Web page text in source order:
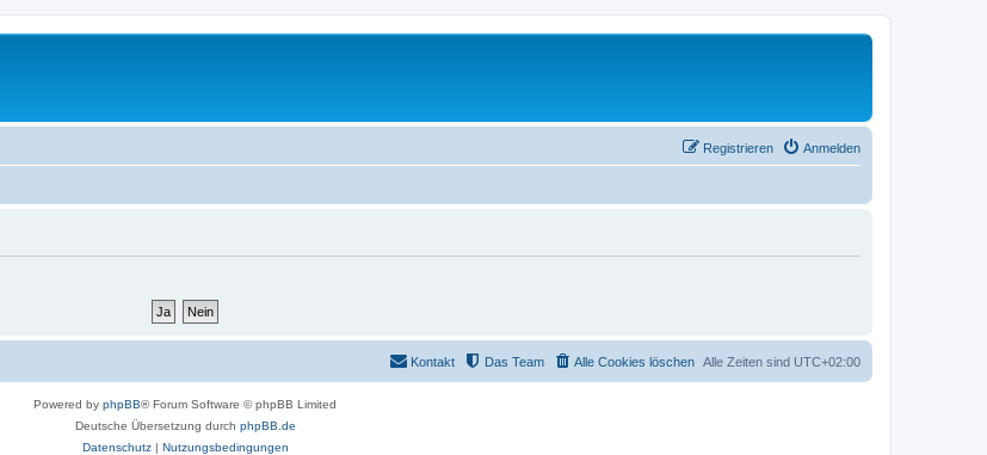
Anmelden
Registrieren
Alle Zeiten sind UTC+02:00
Alle Cookies löschen
Das Team
Kontakt
Powered by phpBB® Forum Software © phpBB Limited
Deutsche Übersetzung durch phpBB.de
Datenschutz| Nutzungsbedingungen